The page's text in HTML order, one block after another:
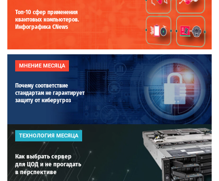
Топ-10 сфер применения
квантовых компьютеров.
Инфографика CNews
МНЕНИЕ МЕСЯЦА
Почему соответствие
стандартам не гарантирует
защиту от киберугроз
ТЕХНОЛОГИЯ МЕСЯЦА
Как выбрать сервер
для ЦОД и не прогадать
в перспективе